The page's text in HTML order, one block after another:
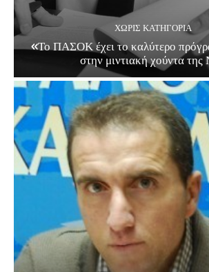
ΧΩΡΊΣ ΚΑΤΗΓΟΡΊΑ
«Το ΠΑΣΟΚ έχει το καλύτερο
στην μιντιακή χούντα